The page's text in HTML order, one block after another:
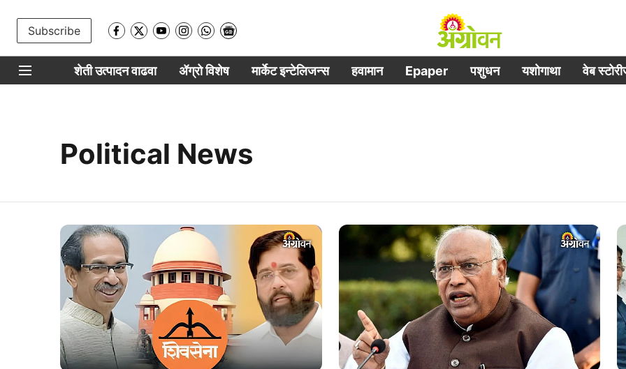
Subscribe
शेती उत्पादन वाढवा ॲग्रो विशेष मार्केट इन्टेलिजन्स हवामान Epaper पशुधन यशोगाथा वेब
Political News